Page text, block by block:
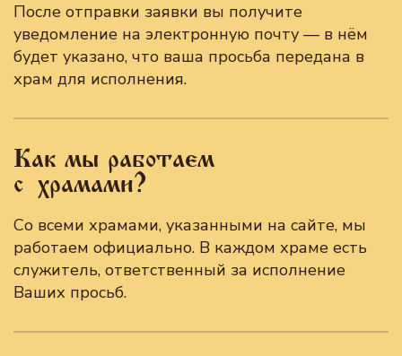
После отправки заявки вы получите
уведомление на электронную почту — в нём
будет указано, что ваша просьба передана в
храм для исполнения.
Как мы работаем
с храмами?
Со всеми храмами, указанными на сайте, мы
работаем официально. В каждом храме есть
служитель, ответственный за исполнение
Ваших просьб.